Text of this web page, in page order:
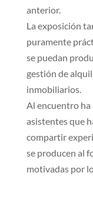
anterior.
La exposición
puramente
se puedan
gestión de
inmobiliarios.
Al encuentro
asistentes que
compartir
se producen al
motivadas por